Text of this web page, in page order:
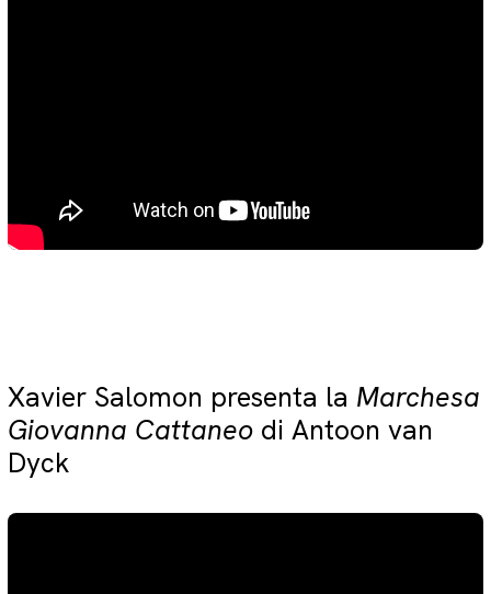
Xavier Salomon presenta la Marchesa
Giovanna Cattaneo di Antoon van
Dyck